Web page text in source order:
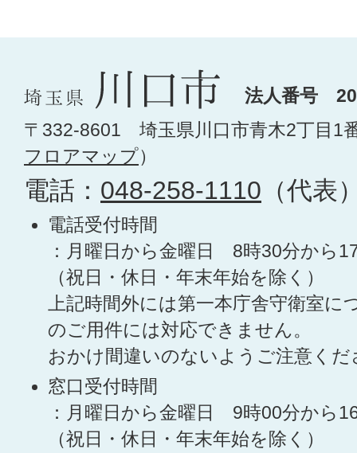
法人番号
〒332-8601 埼玉県川口市青木2丁目1
フロアマップ）
電話： 048-258-1110 （代表
電話受付時間
：月曜日から金曜日 8時30分から
（祝日・休日・年末年始を除く）
上記時間外には第一本庁舎守衛室に
のご用件には対応できません。
おかけ間違いのないようご注意くだ
窓口受付時間
：月曜日から金曜日 9時00分から
（祝日・休日・年末年始を除く）